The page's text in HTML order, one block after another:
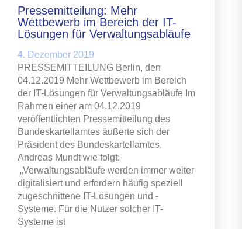
Pressemitteilung: Mehr
Wettbewerb im Bereich der IT-
Lösungen für Verwaltungsabläufe
4. Dezember 2019
PRESSEMITTEILUNG Berlin, den
04.12.2019 Mehr Wettbewerb im Bereich
der IT-Lösungen für Verwaltungsabläufe Im
Rahmen einer am 04.12.2019
veröffentlichten Pressemitteilung des
Bundeskartellamtes äußerte sich der
Präsident des Bundeskartellamtes,
Andreas Mundt wie folgt:
„Verwaltungsabläufe werden immer weiter
digitalisiert und erfordern häufig speziell
zugeschnittene IT-Lösungen und -
Systeme. Für die Nutzer solcher IT-
Systeme ist